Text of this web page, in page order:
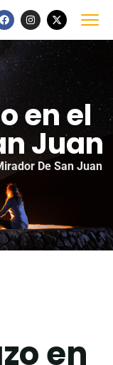
en el
Juan
De San Juan
en